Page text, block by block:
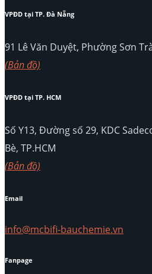
VPĐD tại TP. Đà Nẵng
91 Lê Văn Duyệt, Phường Sơn
(Bản đồ)
VPĐD tại TP. HCM
Số Y13, Đường số 29, KDC
Bè, TP.HCM
(Bản đồ)
Email
info@mcbifi-bauchemie.vn
Fanpage